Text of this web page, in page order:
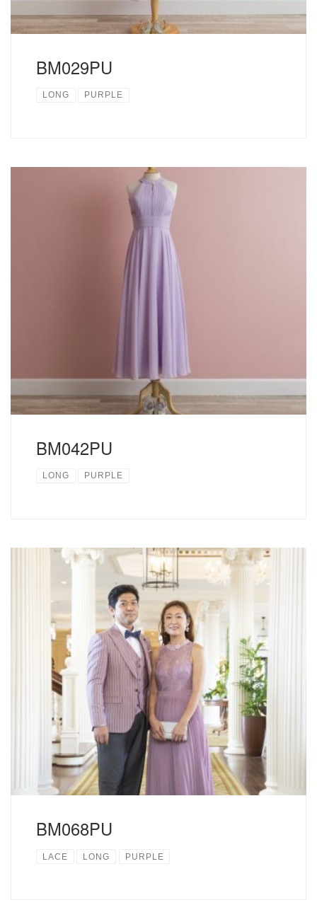
BM029PU
LONG PURPLE
フレアが美しいホルタ―デザインのドレス。胸の開きも程よ
く安心のデザインです。 パープルはどの年代の方からも指
BM042PU
LONG PURPLE
お母さまのドレスとしてもお勧めです。色違いでベビーブル
ーもございます。 サイズについて USAサイズ ① ② W B S
137 99 65 85 M 137 105 71 9...
読む
BM068PU
LACE LONG PURPLE